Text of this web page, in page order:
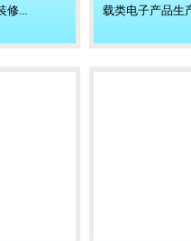
修...
载类电子产品生